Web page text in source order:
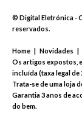
© Digital Eletrónica -
reservados.
Home Novidades
Os artigos expostos,
incluída (taxa legal de
Trata-se de uma loja
Garantia 3 anos de
do bem.